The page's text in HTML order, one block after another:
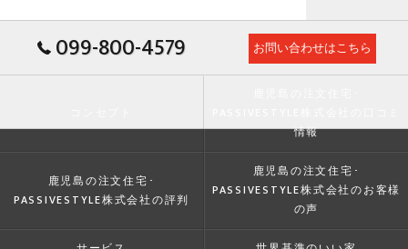
099-800-4579 お問い合わせはこちら
情報
鹿児島の注文住宅･
PASSIVESTYLE株式会社の評判
鹿児島の注文住宅･
PASSIVESTYLE株式会社のお客様
の声